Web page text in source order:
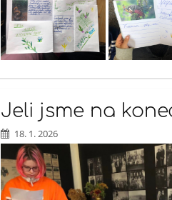
Jeli jsme na
18. 1. 2026